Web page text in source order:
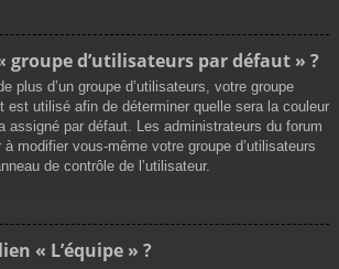
groupe d’utilisateurs par défaut » ?
plus d’un groupe d’utilisateurs, votre groupe
est utilisé afin de déterminer quelle sera la couleur
assigné par défaut. Les administrateurs du forum
modifier vous-même votre groupe d’utilisateurs
de contrôle de l’utilisateur.
« L’équipe » ?